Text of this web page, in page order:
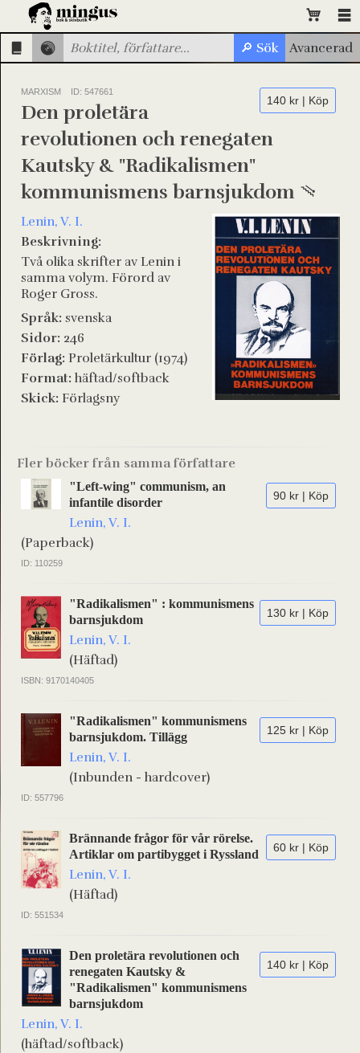
MARXISM ID: 547661
140 kr | Köp
Den proletära
revolutionen och renegaten
Kautsky & "Radikalismen"
kommunismens barnsjukdom
Lenin, V. I.
Beskrivning:
Två olika skrifter av Lenin i
samma volym. Förord av
Roger Gross.
Språk: svenska
Sidor: 246
Förlag: Proletärkultur (1974)
Format: häftad/softback
Skick: Förlagsny
Fler böcker från samma författare
90 kr | Köp
"Left-wing" communism, an
infantile disorder
Lenin, V. I.
(Paperback)
ID: 110259
130 kr | Köp
"Radikalismen" : kommunismens
barnsjukdom
Lenin, V. I.
(Häftad)
ISBN: 9170140405
125 kr | Köp
"Radikalismen" kommunismens
barnsjukdom. Tillägg
Lenin, V. I.
(Inbunden - hardcover)
ID: 557796
60 kr | Köp
Brännande frågor för vår rörelse.
Artiklar om partibygget i Ryssland
Lenin, V. I.
(Häftad)
ID: 551534
140 kr | Köp
Den proletära revolutionen och
renegaten Kautsky &
"Radikalismen" kommunismens
barnsjukdom
Lenin, V. I.
(häftad/softback)